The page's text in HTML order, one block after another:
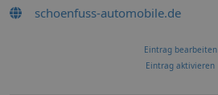
schoenfuss-automobile.de
Eintrag bearbeiten
Eintrag aktivieren